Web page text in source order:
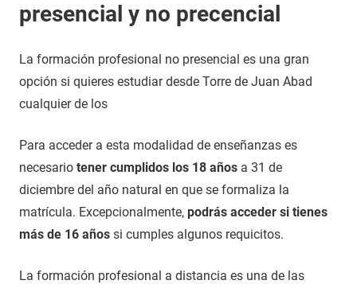
presencial y no precencial
La formación profesional no presencial es una gran
opción si quieres estudiar desde Torre de Juan Abad
cualquier de los
Para acceder a esta modalidad de enseñanzas es
necesario tener cumplidos los 18 años a 31 de
diciembre del año natural en que se formaliza la
matrícula. Excepcionalmente, podrás acceder si tienes
más de 16 años si cumples algunos requicitos.
La formación profesional a distancia es una de las